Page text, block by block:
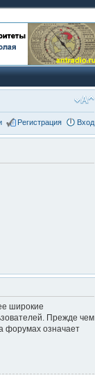
Регистрация Вход
широкие
Прежде чем
форумах означает